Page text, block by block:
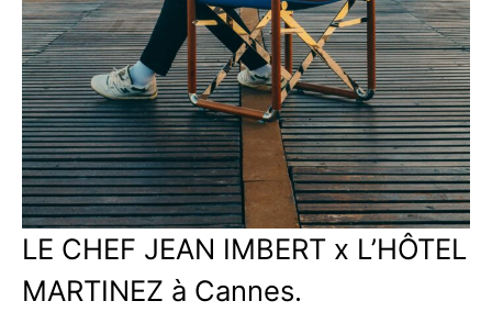
LE CHEF JEAN IMBERT x L’HÔTEL
MARTINEZ à Cannes.